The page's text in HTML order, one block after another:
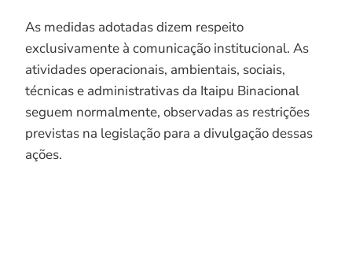
As medidas adotadas dizem respeito
exclusivamente à comunicação institucional. As
atividades operacionais, ambientais, sociais,
técnicas e administrativas da Itaipu Binacional
seguem normalmente, observadas as restrições
previstas na legislação para a divulgação dessas
ações.